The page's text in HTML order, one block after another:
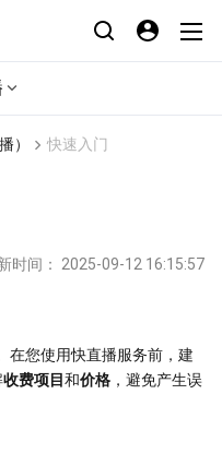
） 快速入门
时间： 2025-09-12 16:15:57
在您使用快直播服务前，建
收费项目和价格 ，避免产生误